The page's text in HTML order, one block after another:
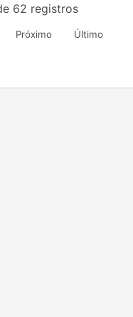
62 registros
Próximo Último